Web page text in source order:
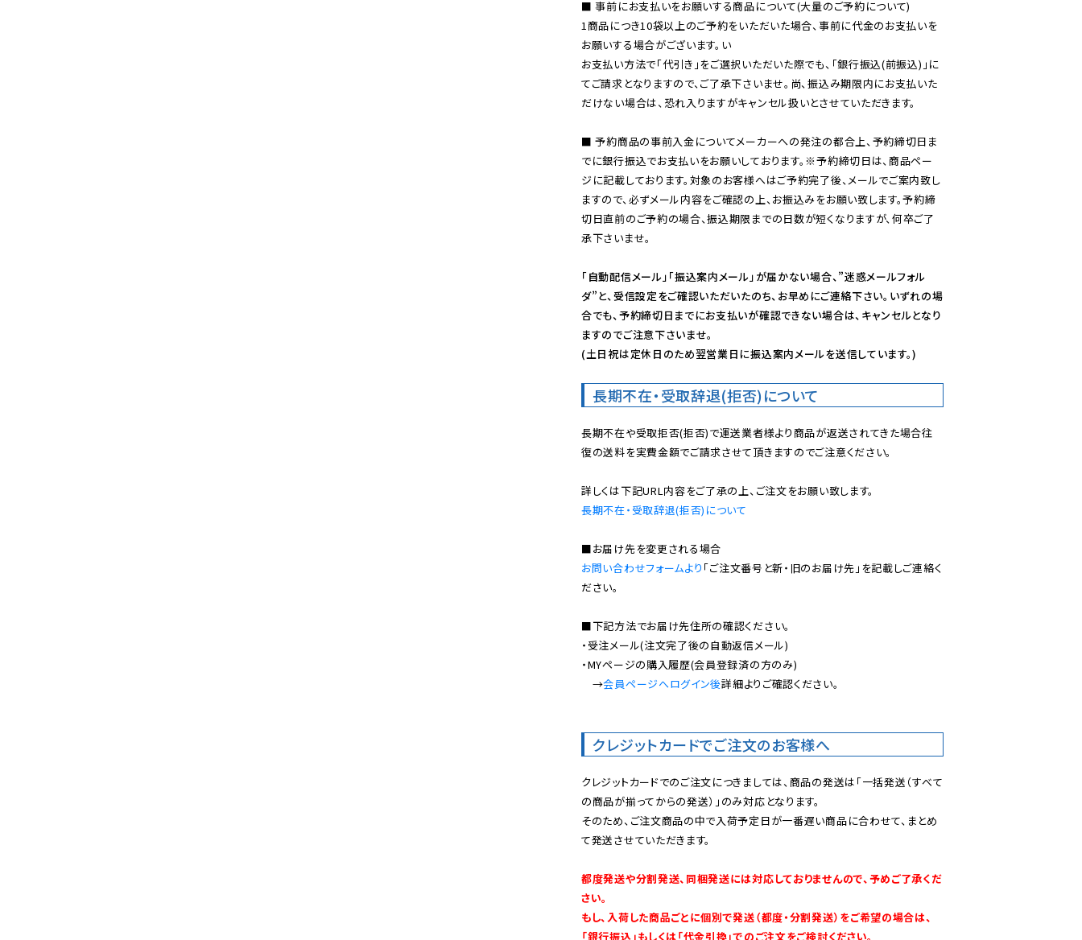
■ 事前にお支払いをお願いする商品について(大量のご予約について)
1商品につき10袋以上のご予約をいただいた場合、事前に代金のお支払いを
お願いする場合がございます。い
お支払い方法で「代引き」をご選択いただいた際でも、「銀行振込(前振込)」に
てご請求となりますので、ご了承下さいませ。尚、振込み期限内にお支払いた
だけない場合は、恐れ入りますがキャンセル扱いとさせていただきます。
■ 予約商品の事前入金についてメーカーへの発注の都合上、予約締切日ま
でに銀行振込でお支払いをお願いしております。※予約締切日は、商品ペー
ジに記載しております。対象のお客様へはご予約完了後、メールでご案内致し
ますので、必ずメール内容をご確認の上、お振込みをお願い致します。予約締
切日直前のご予約の場合、振込期限までの日数が短くなりますが、何卒ご了
承下さいませ。
「自動配信メール」「振込案内メール」が届かない場合、”迷惑メールフォル
ダ”と、受信設定をご確認いただいたのち、お早めにご連絡下さい。いずれの場
合でも、予約締切日までにお支払いが確認できない場合は、キャンセルとなり
ますのでご注意下さいませ。
(土日祝は定休日のため翌営業日に振込案内メールを送信しています。)
長期不在・受取辞退(拒否)について
長期不在や受取拒否(拒否)で運送業者様より商品が返送されてきた場合往
復の送料を実費金額でご請求させて頂きますのでご注意ください。
長期不在・受取辞退(拒否)について
お問い合わせフォームより 「ご注文番号と新・旧のお届け先」を記載しご連絡く
ださい。
■下記方法でお届け先住所の確認ください。
・受注メール(注文完了後の自動返信メール)
・MYページの購入履歴(会員登録済の方のみ)
→会員ページへログイン後詳細よりご確認ください。
クレジットカードでご注文のお客様へ
クレジットカードでのご注文につきましては、商品の発送は「一括発送（すべて
の商品が揃ってからの発送）」のみ対応となります。
そのため、ご注文商品の中で入荷予定日が一番遅い商品に合わせて、まとめ
て発送させていただきます。
都度発送や分割発送、同梱発送には対応しておりませんので、予めご了承くだ
さい。
もし、入荷した商品ごとに個別で発送（都度・分割発送）をご希望の場合は、
「銀行振込」もしくは「代金引換」でのご注文をご検討ください。